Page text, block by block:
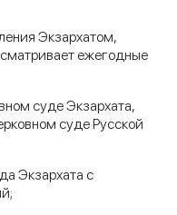
Экзархатом,
ежегодные
суде Экзархата,
суде Русской
Экзархата с